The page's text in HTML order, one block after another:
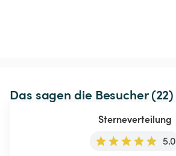
Das sagen die Besucher (22)
Sterneverteilung
5.0